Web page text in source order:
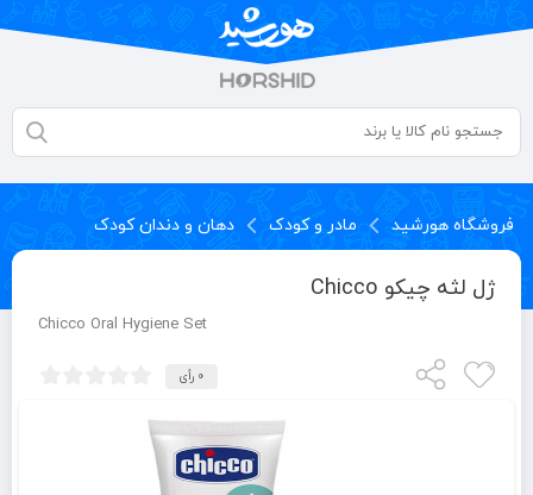
فروشگاه هورشید مادر و کودک دهان و دندان کودک
ژل لثه چیکو Chicco
Chicco Oral Hygiene Set
0 رأی